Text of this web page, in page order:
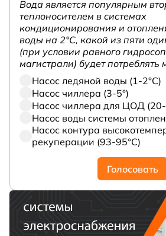
Вода является популярным
теплоносителем в системах
кондиционирования и
воды на 2°С, какой из пяти
(при условии равного
магистрали) будет потреблять
Насос ледяной воды (1-2°С)
Насос чиллера (3-5°)
Насос чиллера для ЦОД (20-
Насос воды системы
Насос контура
рекуперации (93-95°С)
Голосовать